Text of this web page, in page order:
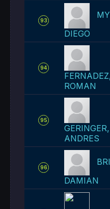
93
DIEGO
94
ROMAN
95
GERINGER,
ANDRES
96
DAMIAN